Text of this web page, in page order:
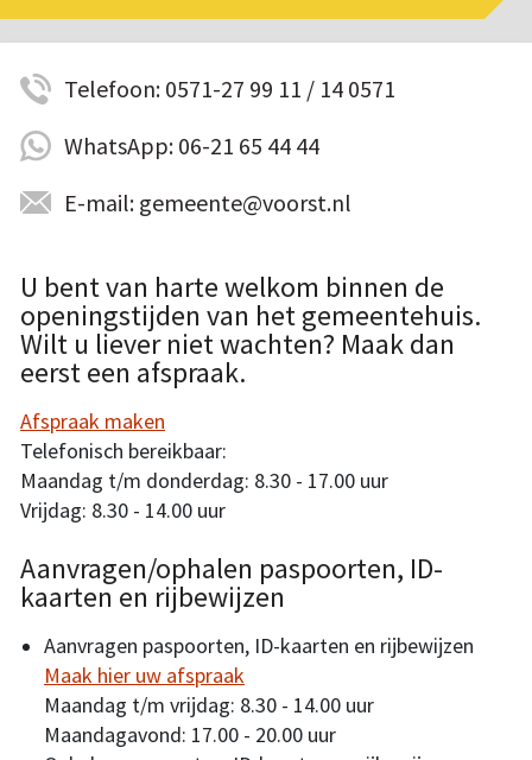
Telefoon: 0571-27 99 11 / 14 0571
WhatsApp: 06-21 65 44 44
E-mail: gemeente@voorst.nl
U bent van harte welkom binnen de
openingstijden van het gemeentehuis.
Wilt u liever niet wachten? Maak dan
eerst een afspraak.
Afspraak maken
Telefonisch bereikbaar:
Maandag t/m donderdag: 8.30 - 17.00 uur
Vrijdag: 8.30 - 14.00 uur
Aanvragen/ophalen paspoorten, ID-
kaarten en rijbewijzen
Aanvragen paspoorten, ID-kaarten en rijbewijzen
Maak hier uw afspraak
Maandag t/m vrijdag: 8.30 - 14.00 uur
Maandagavond: 17.00 - 20.00 uur